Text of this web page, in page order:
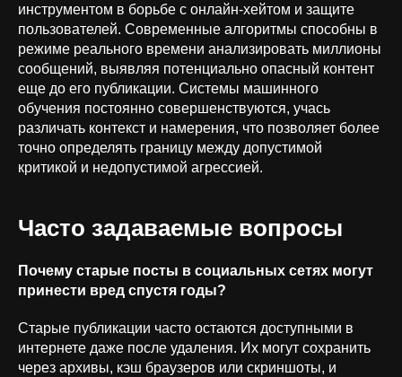
инструментом в борьбе с онлайн-хейтом и защите
пользователей. Современные алгоритмы способны в
режиме реального времени анализировать миллионы
сообщений, выявляя потенциально опасный контент
еще до его публикации. Системы машинного
обучения постоянно совершенствуются, учась
различать контекст и намерения, что позволяет более
точно определять границу между допустимой
критикой и недопустимой агрессией.
Часто задаваемые вопросы
Почему старые посты в социальных сетях могут
принести вред спустя годы?
Старые публикации часто остаются доступными в
интернете даже после удаления. Их могут сохранить
через архивы, кэш браузеров или скриншоты, и
1.01; 1.05; 2.01; 3.01; 9.01; 26.01